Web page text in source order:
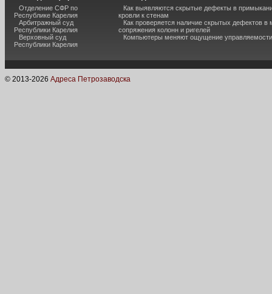
Отделение СФР по
Республике Карелия
Арбитражный суд
Республики Карелия
Верховный суд
Республики Карелия
Как выявляются скрытые дефекты в
кровли к стенам
Как проверяется наличие скрытых дефектов в
сопряжения колонн и ригелей
Компьютеры меняют ощущение управляемости
© 2013-2026 Адреса Петрозаводска